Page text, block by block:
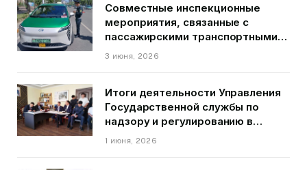
Совместные инспекционные
мероприятия, связанные с
пассажирскими транспортными
средствами на территории
3 июня, 2026
Итоги деятельности Управления
Государственной службы по
надзору и регулированию в
области транспорта ГБАО в
1 июня, 2026